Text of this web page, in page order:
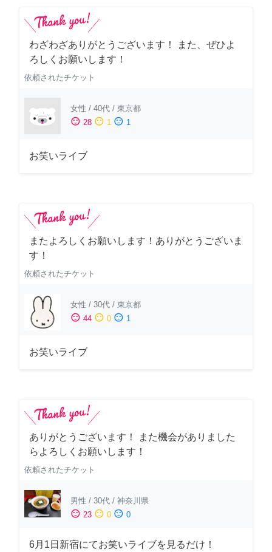
わざわざありがとうございます！ また、ぜひよ
ろしくお願いします！
依頼されたチケット
女性 / 40代 / 東京都
sentiment_satisfied 28 sentiment_neutral 1 sentiment_dissatisfied 1
お笑いライブ
またよろしくお願いします！ありがとうございま
す！
依頼されたチケット
女性 / 30代 / 東京都
sentiment_satisfied 44 sentiment_neutral 0 sentiment_dissatisfied 1
お笑いライブ
ありがとうございます！ また機会がありました
らよろしくお願いします！
依頼されたチケット
男性 / 30代 / 神奈川県
sentiment_satisfied 23 sentiment_neutral 0 sentiment_dissatisfied 0
6月1日新宿にてお笑いライブを見るだけ！